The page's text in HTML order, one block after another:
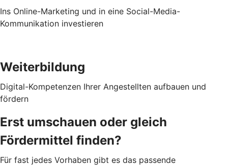
Ins Online-Marketing und in eine Social-Media-
Kommunikation investieren
Weiterbildung
Digital-Kompetenzen Ihrer Angestellten aufbauen und
fördern
Erst umschauen oder gleich
Fördermittel finden?
Für fast jedes Vorhaben gibt es das passende